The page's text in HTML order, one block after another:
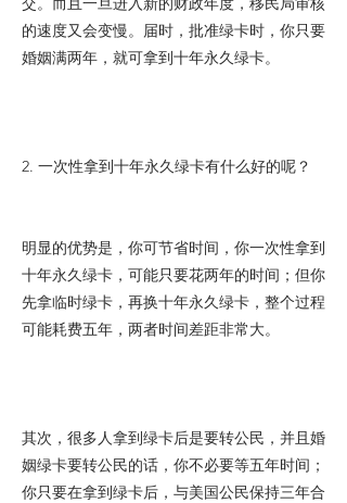
的速度又会变慢。届时，批准绿卡时，你只要
婚姻满两年，就可拿到十年永久绿卡。
2. 一次性拿到十年永久绿卡有什么好的呢？
明显的优势是，你可节省时间，你一次性拿到
十年永久绿卡，可能只要花两年的时间；但你
先拿临时绿卡，再换十年永久绿卡，整个过程
可能耗费五年，两者时间差距非常大。
其次，很多人拿到绿卡后是要转公民，并且婚
姻绿卡要转公民的话，你不必要等五年时间；
你只要在拿到绿卡后，与美国公民保持三年合